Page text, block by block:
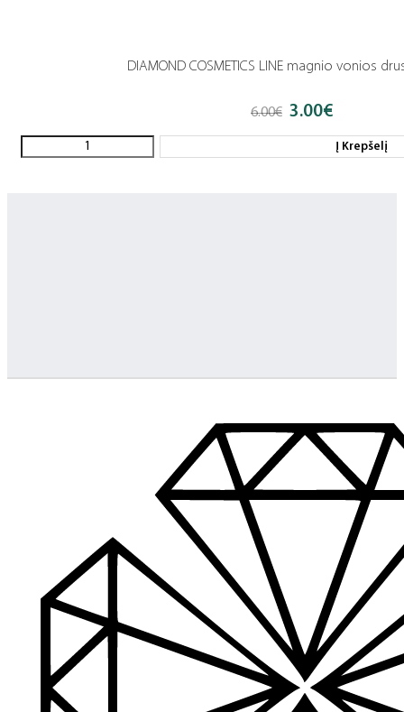
DIAMOND COSMETICS LINE magnio vonios
6.00€ Original
6.00€.
3.00€Current
is:
3.00€.
Į Krepšelį